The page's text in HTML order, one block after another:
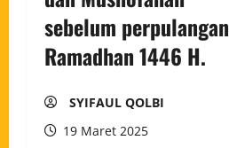
sebelum perpulangan
Ramadhan 1446 H.
SYIFAUL QOLBI
19 Maret 2025